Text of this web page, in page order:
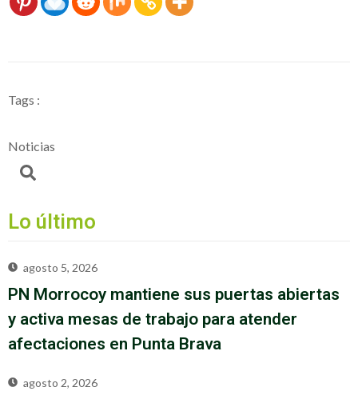
Tags :
Noticias
Lo último
agosto 5, 2026
PN Morrocoy mantiene sus puertas abiertas
y activa mesas de trabajo para atender
afectaciones en Punta Brava
agosto 2, 2026